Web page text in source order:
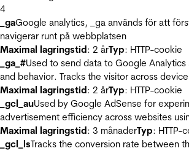
4
_gaGoogle analytics, _ga används för att
navigerar runt på webbplatsen
Maximal lagringstid: 2 årTyp: HTTP-cookie
_ga_#Used to send data to Google
and behavior. Tracks the visitor across
Maximal lagringstid: 2 årTyp: HTTP-cookie
_gcl_auUsed by Google AdSense for
advertisement efficiency across websites
Maximal lagringstid: 3 månaderTyp: HTTP-
_gcl_lsTracks the conversion rate between